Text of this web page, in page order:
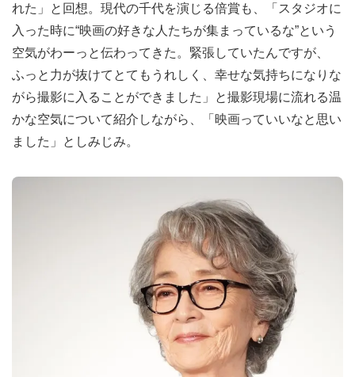
れた」と回想。現代の千代を演じる倍賞も、「スタジオに
入った時に“映画の好きな人たちが集まっているな”という
空気がわーっと伝わってきた。緊張していたんですが、
ふっと力が抜けてとてもうれしく、幸せな気持ちになりな
がら撮影に入ることができました」と撮影現場に流れる温
かな空気について紹介しながら、「映画っていいなと思い
ました」としみじみ。